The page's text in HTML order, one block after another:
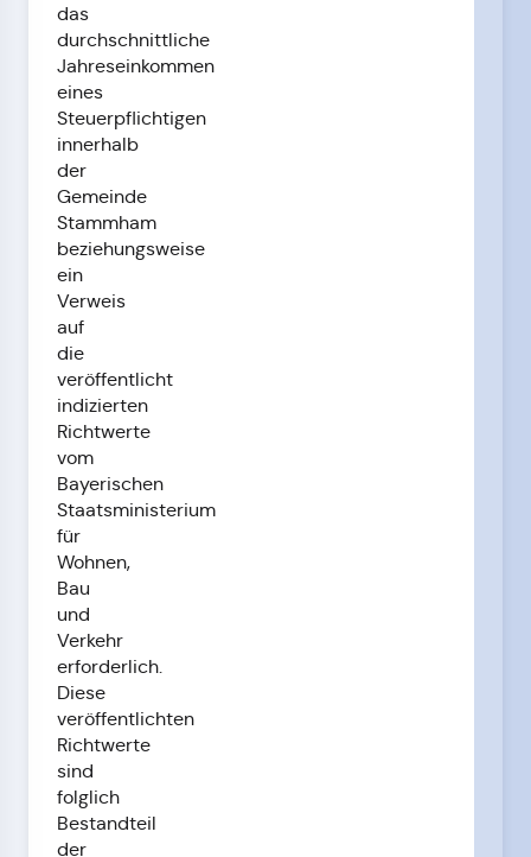
das
durchschnittliche
Jahreseinkommen
eines
Steuerpflichtigen
innerhalb
der
Gemeinde
Stammham
beziehungsweise
ein
Verweis
auf
die
veröffentlicht
indizierten
Richtwerte
vom
Bayerischen
Staatsministerium
für
Wohnen,
Bau
und
Verkehr
erforderlich.
Diese
veröffentlichten
Richtwerte
sind
folglich
Bestandteil
der